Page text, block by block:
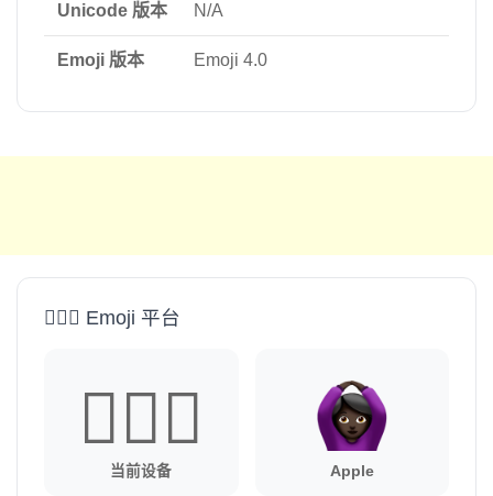
Unicode 版本 N/A
Emoji 版本 Emoji 4.0
🙆🏿‍♀️ Emoji 平台
🙆🏿‍♀️
当前设备 Apple